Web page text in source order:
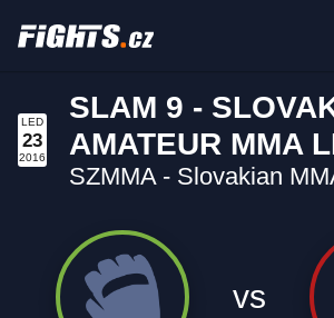
LED
23
2016
SLAM 9 -
AMATEUR MMA
SZMMA - Slovakian
vs